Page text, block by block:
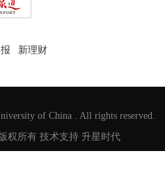
新理财
of China . All rights reserved.
权所有 技术支持 升星时代